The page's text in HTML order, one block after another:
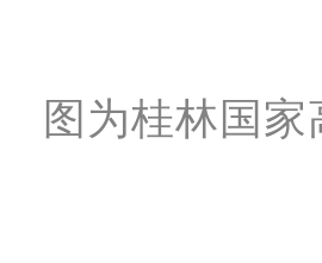
图为桂林国